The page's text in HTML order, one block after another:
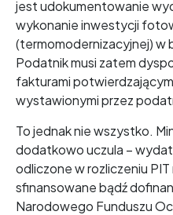
jest udokumentowanie
wykonanie inwestycji
(termomodernizacyjnej) w
Podatnik musi zatem
fakturami
wystawionymi przez
To jednak nie wszystko.
dodatkowo uczula –
odliczone w rozliczeniu
sfinansowane bądź
Narodowego Funduszu